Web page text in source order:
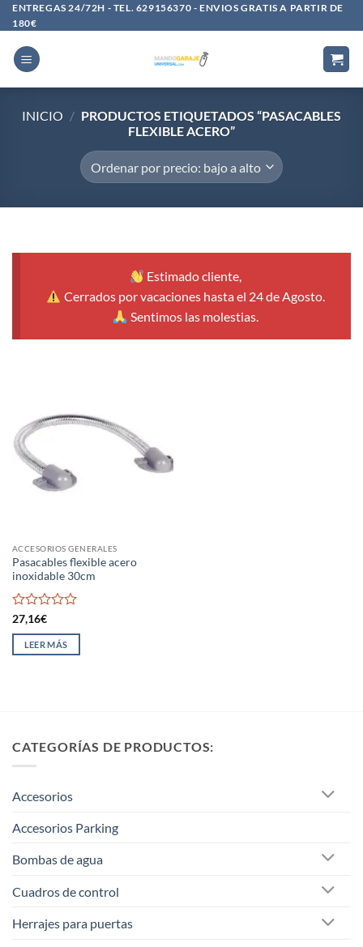
Saltar
al
contenido
ENTREGAS 24/72H - TEL. 629156370 - ENVIOS GRATIS A PARTIR DE
180€
INICIO / PRODUCTOS ETIQUETADOS “PASACABLES
FLEXIBLE ACERO”
Estimado cliente,
Cerrados por vacaciones hasta el 24 de Agosto.
Sentimos las molestias.
ACCESORIOS GENERALES
Pasacables flexible acero
inoxidable 30cm
Valorado
con
de
27,16€
LEER MÁS
CATEGORÍAS DE PRODUCTOS:
Accesorios
Accesorios Parking
Bombas de agua
Cuadros de control
Herrajes para puertas